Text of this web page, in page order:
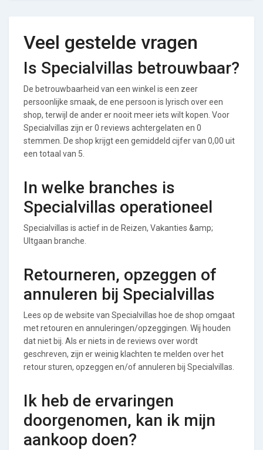
Veel gestelde vragen
Is Specialvillas betrouwbaar?
De betrouwbaarheid van een winkel is een zeer
persoonlijke smaak, de ene persoon is lyrisch over een
shop, terwijl de ander er nooit meer iets wilt kopen. Voor
Specialvillas zijn er 0 reviews achtergelaten en 0
stemmen. De shop krijgt een gemiddeld cijfer van 0,00 uit
een totaal van 5.
In welke branches is
Specialvillas operationeel
Specialvillas is actief in de Reizen, Vakanties &amp;
UItgaan branche.
Retourneren, opzeggen of
annuleren bij Specialvillas
Lees op de website van Specialvillas hoe de shop omgaat
met retouren en annuleringen/opzeggingen. Wij houden
dat niet bij. Als er niets in de reviews over wordt
geschreven, zijn er weinig klachten te melden over het
retour sturen, opzeggen en/of annuleren bij Specialvillas.
Ik heb de ervaringen
doorgenomen, kan ik mijn
aankoop doen?